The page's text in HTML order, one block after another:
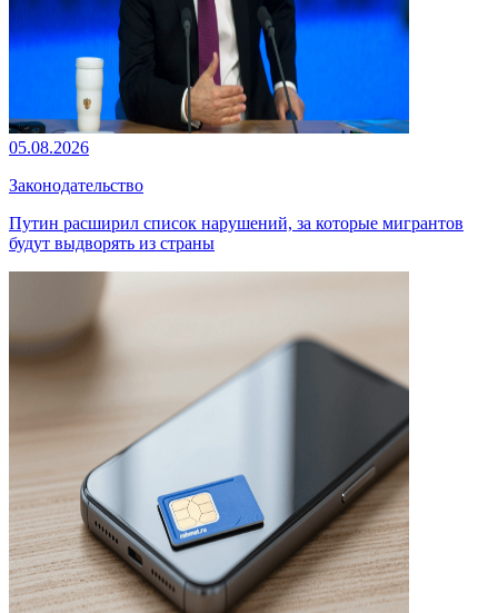
05.08.2026
Законодательство
Путин расширил список нарушений, за которые мигрантов
будут выдворять из страны